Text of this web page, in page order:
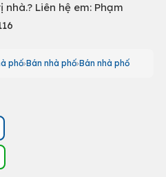
Liên hệ em: Phạm
phố Bán nhà phố Bán nhà phố